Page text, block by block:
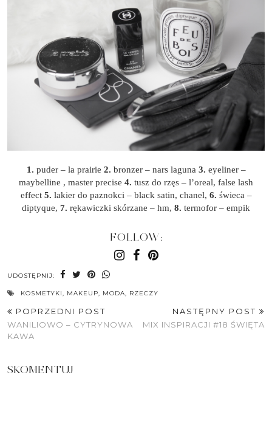
1. puder – la prairie 2. bronzer – nars laguna 3. eyeliner –
maybelline , master precise 4. tusz do rzęs – l’oreal, false lash
effect 5. lakier do paznokci – black satin, chanel, 6. świeca –
diptyque, 7. rękawiczki skórzane – hm, 8. termofor – empik
FOLLOW:
UDOSTĘPNIJ:
KOSMETYKI, MAKEUP, MODA, RZECZY
POPRZEDNI POST
WANILIOWO – CYTRYNOWA
KAWA
NASTĘPNY POST
MIX INSPIRACJI #18 ŚWIĘTA
SKOMENTUJ